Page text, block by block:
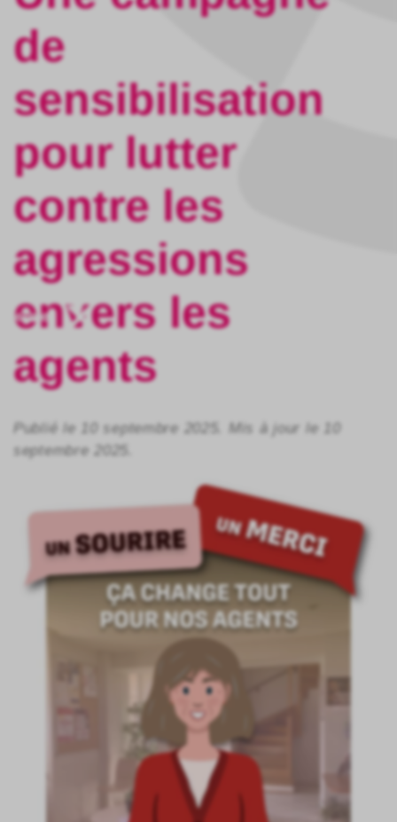
Fermer
de
sensibilisation
pour lutter
contre les
agressions
envers les
agents
Publié le 10 septembre 2025. Mis à jour le 10
septembre 2025.